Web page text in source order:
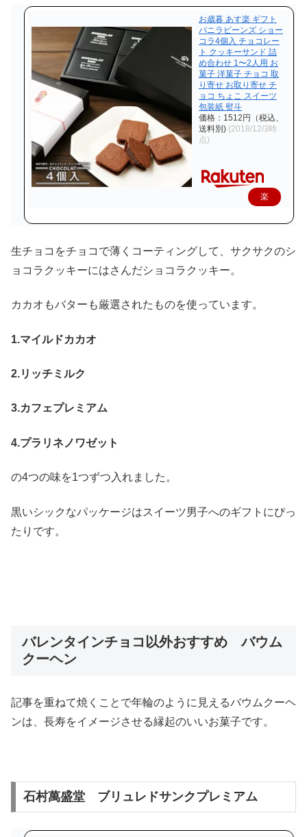
お歳暮 あす楽 ギフト
バニラビーンズ ショー
コラ4個入 チョコレー
ト クッキーサンド 詰
め合わせ 1〜2人用 お
菓子 洋菓子 チョコ 取
り寄せ お取り寄せ チ
ョコ ちょこ スイーツ
包装紙 熨斗
価格：1512円（税込、
送料別) (2018/12/3時
点)
楽
購
生チョコをチョコで薄くコーティングして、サクサクのシ
ョコラクッキーにはさんだショコラクッキー。
カカオもバターも厳選されたものを使っています。
1.マイルドカカオ
2.リッチミルク
3.カフェプレミアム
4.プラリネノワゼット
の4つの味を1つずつ入れました。
黒いシックなパッケージはスイーツ男子へのギフトにぴっ
たりです。
バレンタインチョコ以外おすすめ バウム
クーヘン
記事を重ねて焼くことで年輪のように見えるバウムクーヘ
ンは、長寿をイメージさせる縁起のいいお菓子です。
石村萬盛堂 ブリュレドサンクプレミアム